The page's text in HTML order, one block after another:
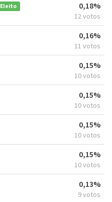
Eleito 0,18%
12 votos
0,16%
11 votos
0,15%
10 votos
0,15%
10 votos
0,15%
10 votos
0,15%
10 votos
0,13%
9 votos